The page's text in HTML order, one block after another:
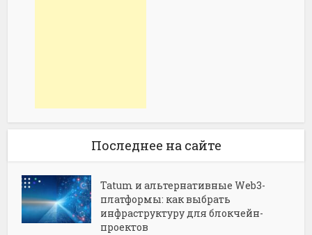
Последнее на сайте
Tatum и альтернативные Web3-
платформы: как выбрать
инфраструктуру для блокчейн-
проектов